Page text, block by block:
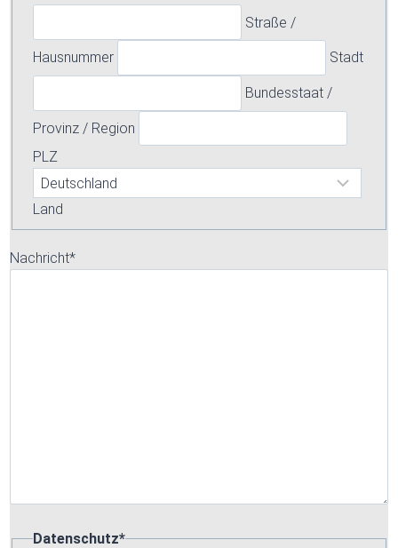
Straße /
Hausnummer Stadt
Bundesstaat /
Provinz / Region
PLZ
Land
Nachricht*
Datenschutz*